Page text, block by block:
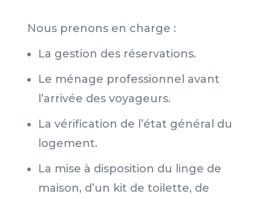
Nous prenons en charge :
La gestion des réservations.
Le ménage professionnel avant
l’arrivée des voyageurs.
La vérification de l’état général du
logement.
La mise à disposition du linge de
maison, d’un kit de toilette, de